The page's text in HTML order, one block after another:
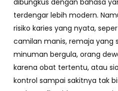
dibungkus dengan bahasa
terdengar lebih modern.
risiko karies yang nyata,
camilan manis, remaja yang
minuman bergula, orang
karena obat tertentu, atau
kontrol sampai sakitnya tak